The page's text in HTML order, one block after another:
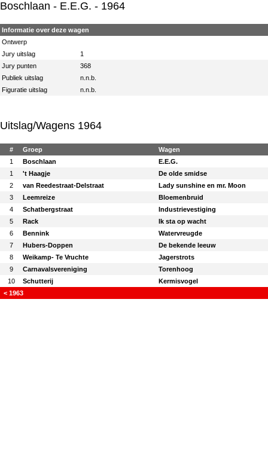
Boschlaan - E.E.G. - 1964
Informatie over deze wagen
Ontwerp
Jury uitslag
1
Jury punten
368
Publiek uitslag
n.n.b.
Figuratie uitslag
n.n.b.
Uitslag/Wagens 1964
# Groep
Wagen
1
Boschlaan
E.E.G.
1
't Haagje
De olde smidse
2
van Reedestraat-Delstraat
Lady sunshine en mr. Moon
3
Leemreize
Bloemenbruid
4
Schatbergstraat
Industrievestiging
5
Rack
Ik sta op wacht
6
Bennink
Watervreugde
7
Hubers-Doppen
De bekende leeuw
8
Weikamp- Te Vruchte
Jagerstrots
9
Carnavalsvereniging
Torenhoog
10
Schutterij
Kermisvogel
< 1963